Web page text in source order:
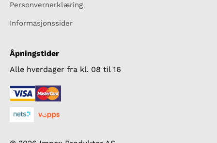
Personvernerklæring
Informasjonssider
Åpningstider
Alle hverdager fra kl. 08 til 16